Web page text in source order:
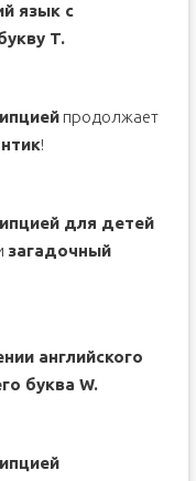
язык с
T.
продолжает
!
для детей
загадочный
английского
буква W.